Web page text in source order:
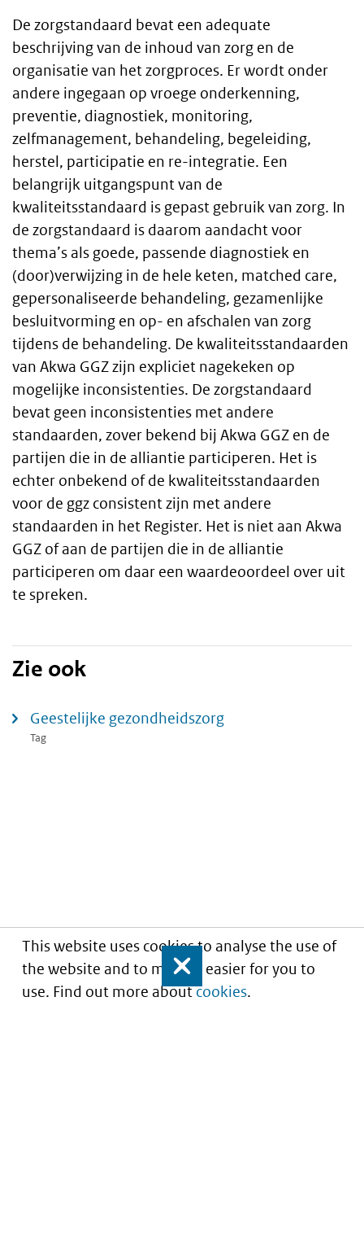
This website uses cookies to analyse the use of
the website and to make it easier for you to
use. Find out more aboutcookies.
Close
De zorgstandaard bevat een adequate
beschrijving van de inhoud van zorg en de
organisatie van het zorgproces. Er wordt onder
andere ingegaan op vroege onderkenning,
preventie, diagnostiek, monitoring,
zelfmanagement, behandeling, begeleiding,
herstel, participatie en re-integratie. Een
belangrijk uitgangspunt van de
kwaliteitsstandaard is gepast gebruik van zorg. In
de zorgstandaard is daarom aandacht voor
thema’s als goede, passende diagnostiek en
(door)verwijzing in de hele keten, matched care,
gepersonaliseerde behandeling, gezamenlijke
besluitvorming en op- en afschalen van zorg
tijdens de behandeling. De kwaliteitsstandaarden
van Akwa GGZ zijn expliciet nagekeken op
mogelijke inconsistenties. De zorgstandaard
bevat geen inconsistenties met andere
standaarden, zover bekend bij Akwa GGZ en de
partijen die in de alliantie participeren. Het is
echter onbekend of de kwaliteitsstandaarden
voor de ggz consistent zijn met andere
standaarden in het Register. Het is niet aan Akwa
GGZ of aan de partijen die in de alliantie
participeren om daar een waardeoordeel over uit
te spreken.
Zie ook
Geestelijke gezondheidszorg
Tag